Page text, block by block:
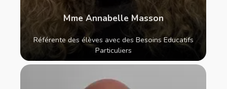
Mme Annabelle Masson
Référente des élèves avec des Besoins Educatifs
Particuliers